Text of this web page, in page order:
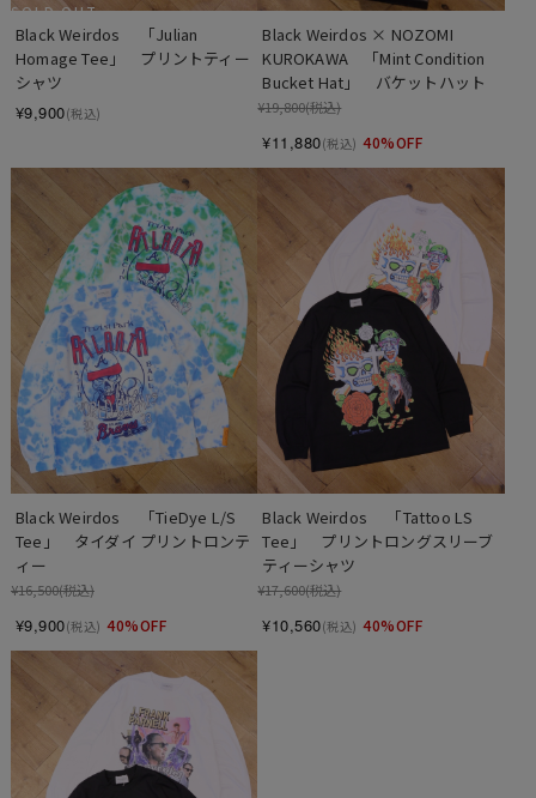
SOLD OUT
Black Weirdos 　「Julian
Homage Tee」　プリントティー
シャツ
¥9,900(税込)
Black Weirdos × NOZOMI
KUROKAWA　「Mint Condition
Bucket Hat」　バケットハット
¥19,800(税込)
¥11,880(税込) 40%OFF
Black Weirdos 　「TieDye L/S
Tee」　タイダイ プリントロンテ
ィー
¥16,500(税込)
¥9,900(税込) 40%OFF
Black Weirdos 　「Tattoo LS
Tee」　プリントロングスリーブ
ティーシャツ
¥17,600(税込)
¥10,560(税込) 40%OFF